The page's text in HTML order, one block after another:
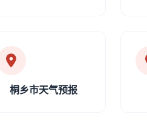
桐乡市天气预报